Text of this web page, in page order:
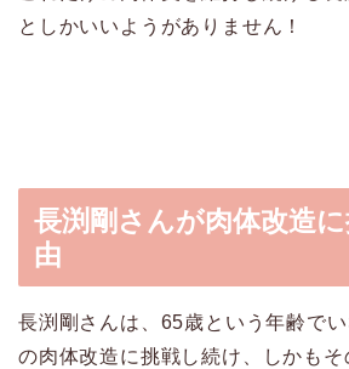
としかいいようがありません！
長渕剛さんが肉体改造
由
長渕剛さんは、65歳という年齢で
の肉体改造に挑戦し続け、しかもそ